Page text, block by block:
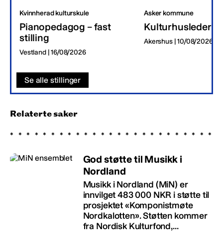
Kvinnherad kulturskule
Pianopedagog – fast
stilling
Vestland | 16/08/2026
Asker kommune
Kulturhusleder
Akershus | 10/08/2026
Se alle stillinger
Relaterte saker
God støtte til Musikk i
Nordland
Musikk i Nordland (MiN) er
innvilget 483 000 NKR i støtte til
prosjektet «Komponistmøte
Nordkalotten». Støtten kommer
fra Nordisk Kulturfond,...